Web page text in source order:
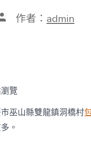
作者： admin
覽
巫山縣雙龍鎮洞橋村
。